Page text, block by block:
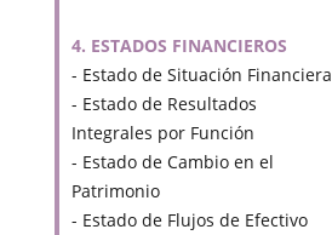
4. ESTADOS FINANCIEROS
- Estado de Situación Financiera
- Estado de Resultados
Integrales por Función
- Estado de Cambio en el
Patrimonio
- Estado de Flujos de Efectivo